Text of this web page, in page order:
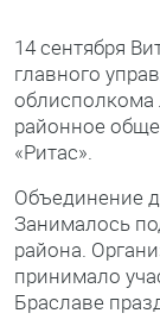
14 сентября
главного
облисполкома
районное
«Ритас».
Объединение
Занималось
района.
принимало
Браславе